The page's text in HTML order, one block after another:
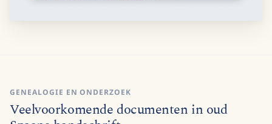
GENEALOGIE EN ONDERZOEK
Veelvoorkomende documenten in oud